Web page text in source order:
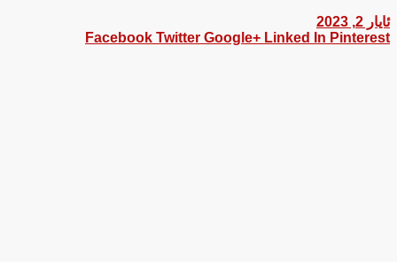
ئایار 2, 2023
Facebook Twitter Google+ Linked In Pinterest